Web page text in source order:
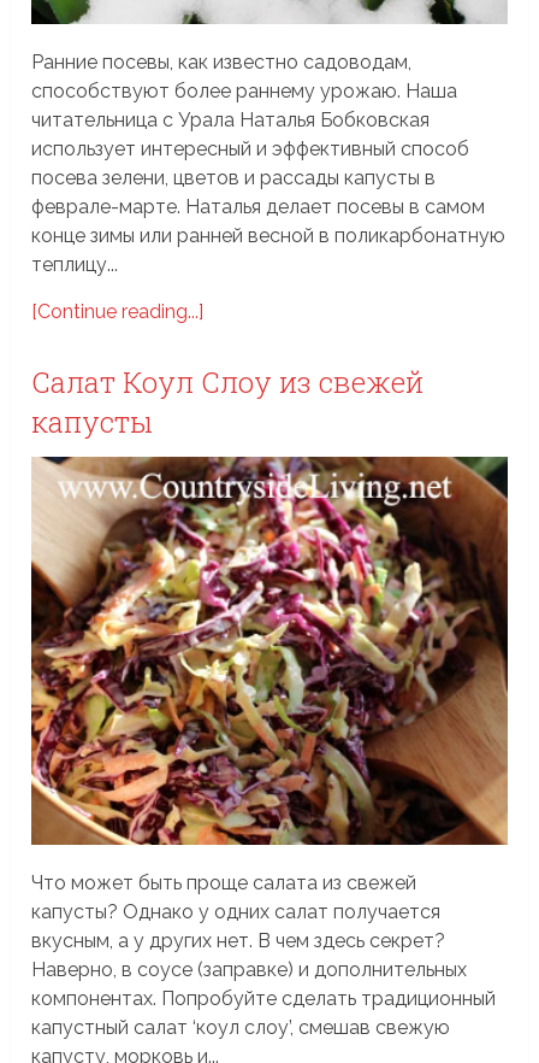
Ранние посевы, как известно садоводам,
способствуют более раннему урожаю. Наша
читательница с Урала Наталья Бобковская
использует интересный и эффективный способ
посева зелени, цветов и рассады капусты в
феврале-марте. Наталья делает посевы в самом
конце зимы или ранней весной в поликарбонатную
теплицу...
[Continue reading...]
Салат Коул Слоу из свежей
капусты
Что может быть проще салата из свежей
капусты? Однако у одних салат получается
вкусным, а у других нет. В чем здесь секрет?
Наверно, в соусе (заправке) и дополнительных
компонентах. Попробуйте сделать традиционный
капустный салат ‘коул слоу’, смешав свежую
капусту, морковь и...